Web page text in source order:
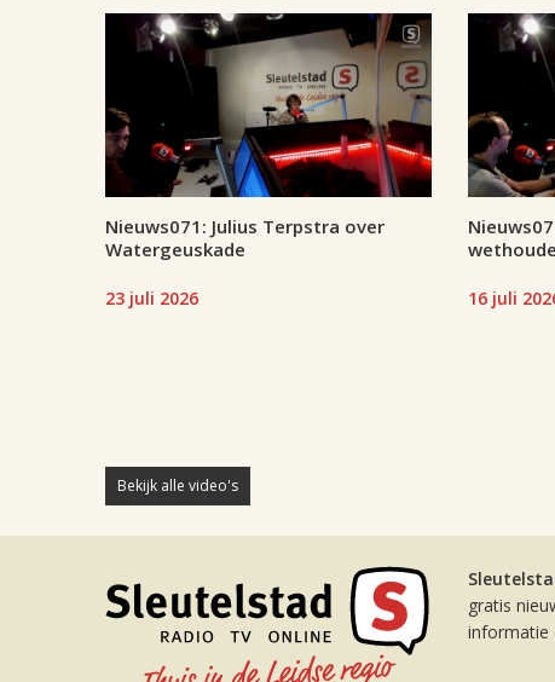
Nieuws071: Julius Terpstra over
Watergeuskade
23 juli 2026 16 juli
Bekijk alle video's
gratis
informatie